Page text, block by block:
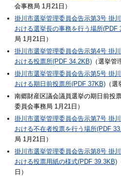
会事務局 1月21日）
掛川市選挙管理委員会告示第3号 掛
おける選挙長の事務を行う場所(PDF
局 1月21日）
掛川市選挙管理委員会告示第4号 掛
おける投票所(PDF 34.2KB) （選挙管
掛川市選挙管理委員会告示第5号 掛
おける期日前投票所(PDF 37KB) （
南郷財産区議会議員選挙の期日前投
委員会事務局 1月21日）
掛川市選挙管理委員会告示第7号 掛
おける不在者投票を行う場所(PDF
局 1月21日）
掛川市選挙管理委員会告示第8号 掛
おける投票用紙の様式(PDF 39.3KB)
日）